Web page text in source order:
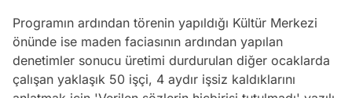
Programın ardından törenin yapıldığı Kültür Merkezi
önünde ise maden faciasının ardından yapılan
denetimler sonucu üretimi durdurulan diğer ocaklarda
çalışan yaklaşık 50 işçi, 4 aydır işsiz kaldıklarını